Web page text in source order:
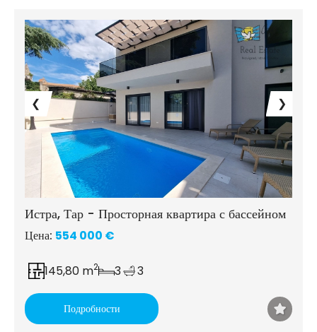
❮ ❯
Истра, Тар - Просторная квартира с бассейном
Цена: 554 000 €
145,80 m2 3 3
Подробности